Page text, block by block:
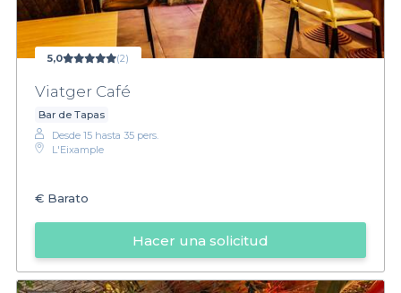
5,0 (2)
Viatger Café
Bar de Tapas
Desde 15 hasta 35 pers.
L'Eixample
€ Barato
Hacer una solicitud